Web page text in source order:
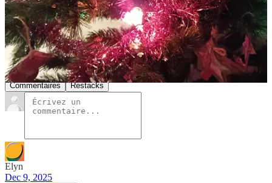
12
3
Partager
Précédent
Suivant
Discussion à propos de ce post
Commentaires Restacks
Elyn
Dec 9, 2025